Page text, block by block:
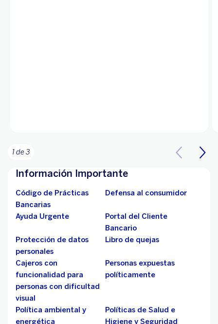
1 de 3
Información Importante
Código de Prácticas
Bancarias
Defensa al consumidor
Ayuda Urgente
Portal del Cliente
Bancario
Protección de datos
personales
Libro de quejas
Cajeros con
funcionalidad para
personas con dificultad
visual
Personas expuestas
políticamente
Política ambiental y
energética
Políticas de Salud e
Higiene y Seguridad